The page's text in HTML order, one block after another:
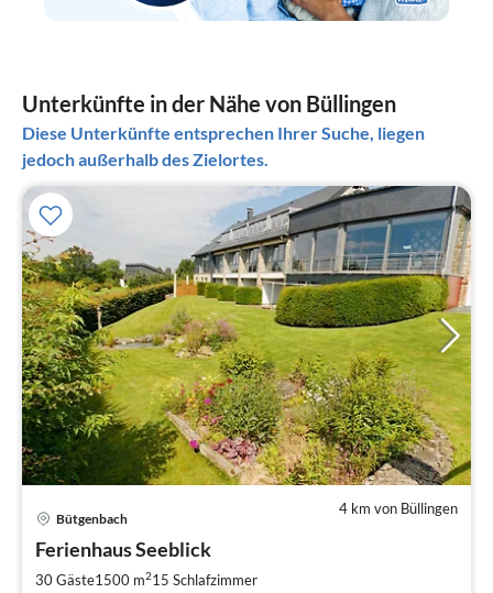
Unterkünfte in der Nähe von Büllingen
Diese Unterkünfte entsprechen Ihrer Suche, liegen
jedoch außerhalb des Zielortes.
4 km von Büllingen
Bütgenbach
Ferienhaus Seeblick
30 Gäste1500 m215 Schlafzimmer